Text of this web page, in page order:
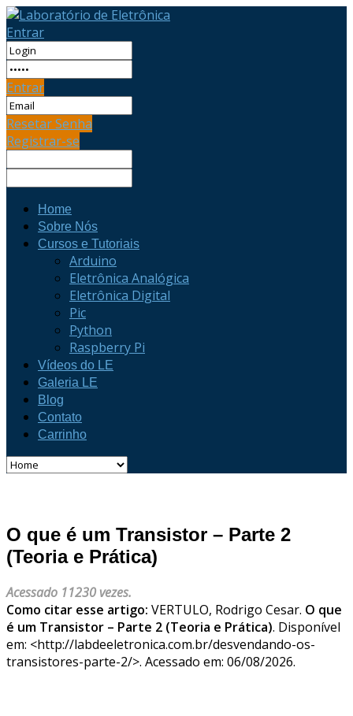
Entrar
Entrar
Resetar Senha
Registrar-se
Home
Sobre Nós
Cursos e Tutoriais
Arduino
Eletrônica Analógica
Eletrônica Digital
Pic
Python
Raspberry Pi
Vídeos do LE
Galeria LE
Blog
Contato
Carrinho
O que é um Transistor – Parte 2
(Teoria e Prática)
Acessado 11230 vezes.
Como citar esse artigo: VERTULO, Rodrigo Cesar. O que
é um Transistor – Parte 2 (Teoria e Prática). Disponível
em: <http://labdeeletronica.com.br/desvendando-os-
transistores-parte-2/>. Acessado em: 06/08/2026.